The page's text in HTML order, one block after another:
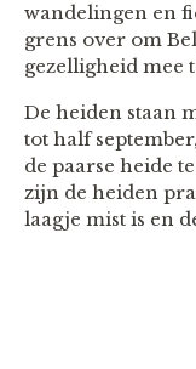
wandelingen en
grens over om
gezelligheid mee
De heiden staan
tot half
de paarse heide
zijn de heiden
laagje mist is en